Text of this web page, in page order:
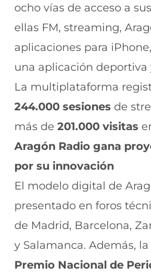
ocho vías de acceso a
ellas FM, streaming,
aplicaciones para
una aplicación deportiva
La multiplataforma
244.000 sesiones de
más de 201.000 visitas
Aragón Radio gana
por su innovación
El modelo digital de
presentado en foros
de Madrid, Barcelona,
y Salamanca. Además,
Premio Nacional de